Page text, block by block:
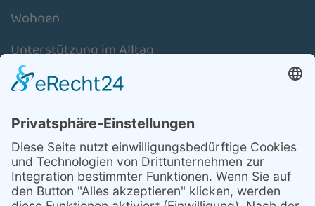
Wohnen
Unterstützung im Alltag
Schulassistenz
Aktuelles
Über uns
Stellenmarkt